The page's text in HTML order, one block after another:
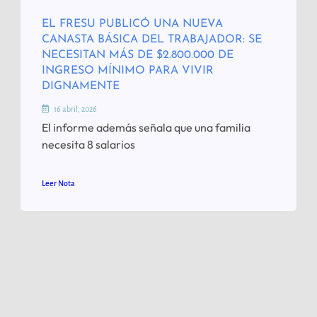
EL FRESU PUBLICÓ UNA NUEVA
CANASTA BÁSICA DEL TRABAJADOR: SE
NECESITAN MÁS DE $2.800.000 DE
INGRESO MÍNIMO PARA VIVIR
DIGNAMENTE
16 abril, 2026
El informe además señala que una familia
necesita 8 salarios
Leer Nota